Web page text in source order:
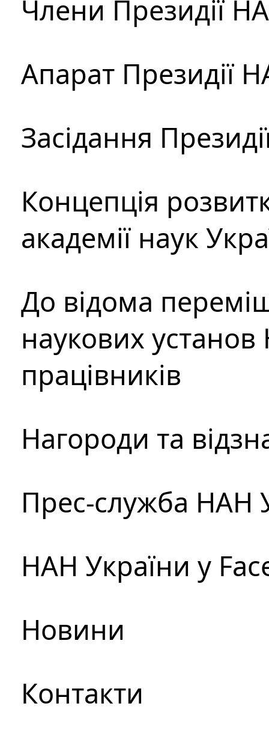
Члени Президії
Апарат Президії
Засідання
Концепція
академії наук
До відома
наукових установ
працівників
Нагороди та
Прес-служба НАН
НАН України у
Новини
Контакти